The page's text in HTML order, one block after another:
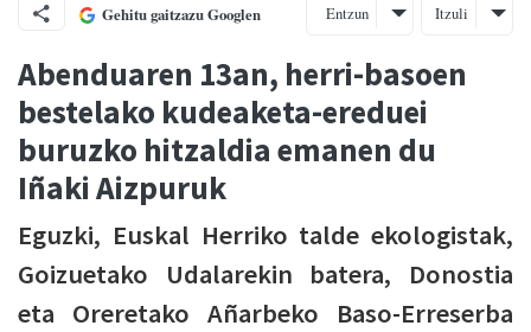
Gehitu gaitzazu Googlen Entzun Itzuli
Abenduaren 13an, herri-basoen
bestelako kudeaketa-ereduei
buruzko hitzaldia emanen du
Iñaki Aizpuruk
Eguzki, Euskal Herriko talde ekologistak,
Goizuetako Udalarekin batera, Donostia
eta Oreretako Añarbeko Baso-Erreserba